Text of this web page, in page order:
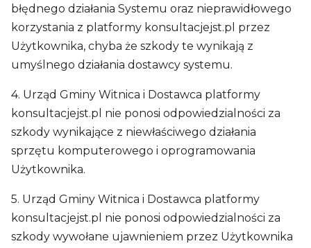
błędnego działania Systemu oraz nieprawidłowego
korzystania z platformy konsultacjejst.pl przez
Użytkownika, chyba że szkody te wynikają z
umyślnego działania dostawcy systemu.
4. Urząd Gminy Witnica i Dostawca platformy
konsultacjejst.pl nie ponosi odpowiedzialności za
szkody wynikające z niewłaściwego działania
sprzętu komputerowego i oprogramowania
Użytkownika.
5. Urząd Gminy Witnica i Dostawca platformy
konsultacjejst.pl nie ponosi odpowiedzialności za
szkody wywołane ujawnieniem przez Użytkownika